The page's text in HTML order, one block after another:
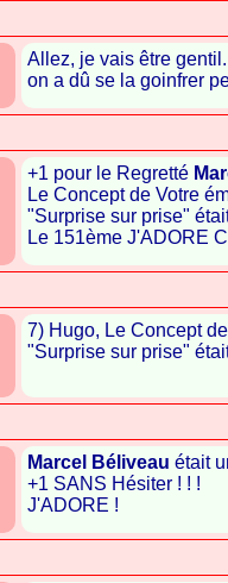
Allez, je vais être
on a dû se la goinfrer
+1 pour le Regretté
Le Concept de Votre
"Surprise sur prise"
Le 151ème J'ADORE
7) Hugo, Le Concept
"Surprise sur prise"
Marcel Béliveau était
+1 SANS Hésiter ! ! !
J'ADORE !